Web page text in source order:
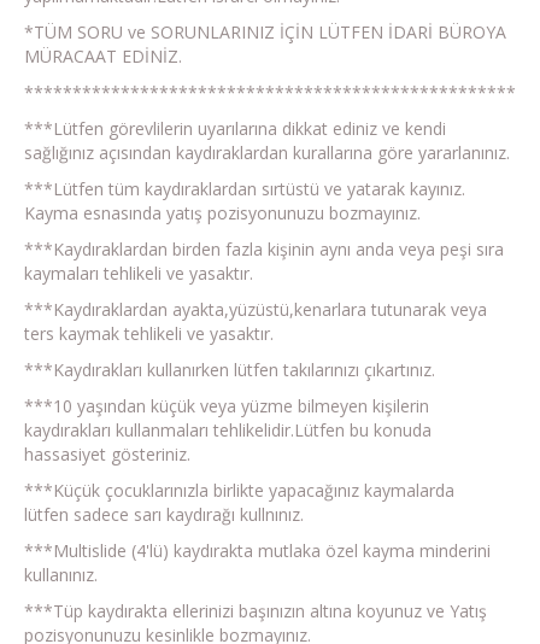
*TÜM SORU ve SORUNLARINIZ İÇİN LÜTFEN İDARİ BÜROYA
MÜRACAAT EDİNİZ.
***Lütfen görevlilerin uyarılarına dikkat ediniz ve kendi
sağlığınız açısından kaydıraklardan kurallarına göre yararlanınız.
***Lütfen tüm kaydıraklardan sırtüstü ve yatarak kayınız.
Kayma esnasında yatış pozisyonunuzu bozmayınız.
***Kaydıraklardan birden fazla kişinin aynı anda veya peşi sıra
kaymaları tehlikeli ve yasaktır.
***Kaydıraklardan ayakta,yüzüstü,kenarlara tutunarak veya
ters kaymak tehlikeli ve yasaktır.
***Kaydırakları kullanırken lütfen takılarınızı çıkartınız.
***10 yaşından küçük veya yüzme bilmeyen kişilerin
kaydırakları kullanmaları tehlikelidir.Lütfen bu konuda
hassasiyet gösteriniz.
***Küçük çocuklarınızla birlikte yapacağınız kaymalarda
lütfen sadece sarı kaydırağı kullnınız.
***Multislide (4'lü) kaydırakta mutlaka özel kayma minderini
kullanınız.
***Tüp kaydırakta ellerinizi başınızın altına koyunuz ve Yatış
pozisyonunuzu kesinlikle bozmayınız.